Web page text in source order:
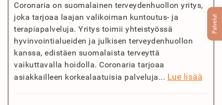
Palvelut
Coronaria on suomalainen terveydenhuollon yritys,
joka tarjoaa laajan valikoiman kuntoutus- ja
terapiapalveluja. Yritys toimii yhteistyössä
hyvinvointialueiden ja julkisen terveydenhuollon
kanssa, edistäen suomalaista terveyttä
vaikuttavalla hoidolla. Coronaria tarjoaa
asiakkailleen korkealaatuisia palveluja... Lue lisää